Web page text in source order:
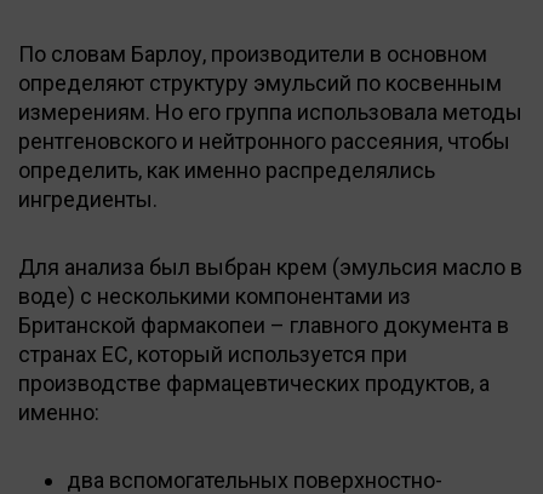
По словам Барлоу, производители в основном
определяют структуру эмульсий по косвенным
измерениям. Но его группа использовала методы
рентгеновского и нейтронного рассеяния, чтобы
определить, как именно распределялись
ингредиенты.
Для анализа был выбран крем (эмульсия масло в
воде) с несколькими компонентами из
Британской фармакопеи – главного документа в
странах ЕС, который используется при
производстве фармацевтических продуктов, а
именно:
два вспомогательных поверхностно-